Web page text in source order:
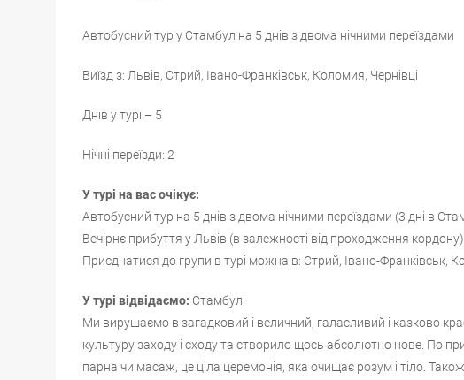
Автобусний тур у Стамбул на 5 днів з двома нічними переїздами
Виїзд з: Львів, Стрий, Івано-Франківськ, Коломия, Чернівці
Днів у турі – 5
Нічні переїзди: 2
У турі на вас очікує:
Автобусний тур на 5 днів з двома нічними переїздами (3 дні в
Вечірнє прибуття у Львів (в залежності від проходження кордону).
Приєднатися до групи в турі можна в: Стрий, Івано-Франківськ,
У турі відвідаємо: Стамбул.
Ми вирушаємо в загадковий і величний, галасливий і казково
культуру заходу і сходу та створило щось абсолютно нове. По
парна чи масаж, це ціла церемонія, яка очищає розум і тіло.